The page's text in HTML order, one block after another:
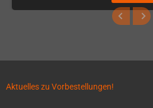
Aktuelles zu Vorbestellungen!